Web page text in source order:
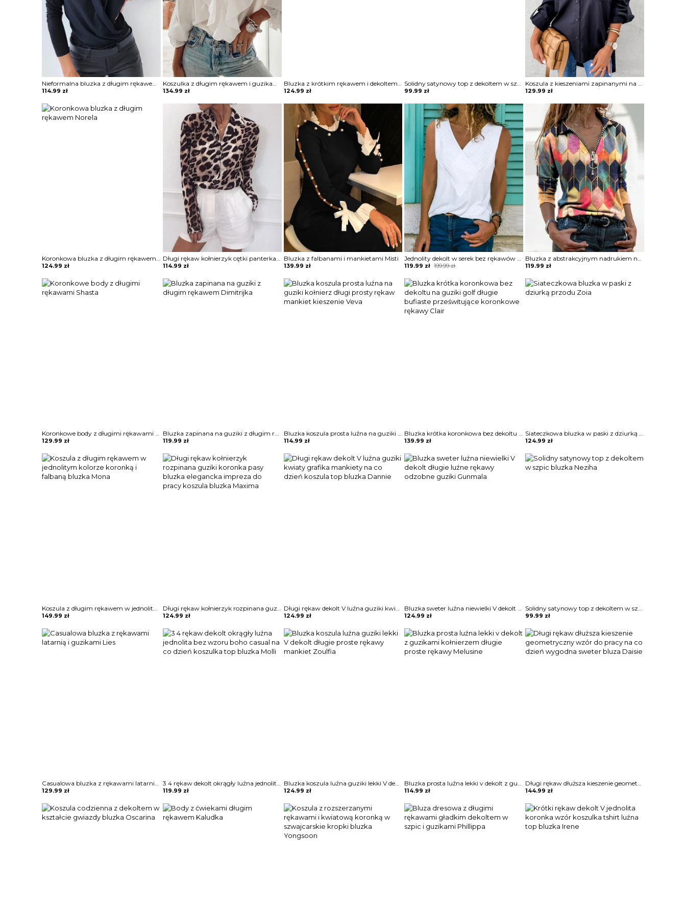
Nieformalna bluzka z długim rękawem i okrągłym dekoltem Shraddha
114.99 zł
Koszulka z długim rękawem i guzikami falbaną bluzka Magdaleni
134.99 zł
Bluzka z krótkim rękawem i dekoltem w szpic Jarmila
124.99 zł
Solidny satynowy top z dekoltem w szpic bluzka Neziha
99.99 zł
Koszula z kieszeniami zapinanymi na guziki bluzka Ritva
129.99 zł
Koronkowa bluzka z długim rękawem Norela
124.99 zł
Długi rękaw kołnierzyk cętki panterka koszula rozpinana do pracy casual na co dzień bluzka Ayn
114.99 zł
Bluzka z falbanami i mankietami Misti
139.99 zł
Jednolity dekolt w serek bez rękawów casual tops bluzka Porsha
199.99zł
Original
was:
199.99 zł.
119.99 zł
Current
is:
119.99 zł.
Bluzka z abstrakcyjnym nadrukiem na suwak Kim
119.99 zł
Koronkowe body z długimi rękawami Shasta
129.99 zł
Bluzka zapinana na guziki z długim rękawem Dimitrijka
119.99 zł
Bluzka koszula prosta luźna na guziki kołnierz długi prosty rękaw mankiet kieszenie Veva
114.99 zł
Bluzka krótka koronkowa bez dekoltu na guziki golf długie bufiaste prześwitujące koronkowe rękawy Clair
139.99 zł
Siateczkowa bluzka w paski z dziurką przodu Zoia
124.99 zł
Koszula z długim rękawem w jednolitym kolorze koronką i falbaną bluzka Mona
149.99 zł
Długi rękaw kołnierzyk rozpinana guziki koronka pasy bluzka elegancka impreza do pracy koszula bluzka Maxima
124.99 zł
Długi rękaw dekolt V luźna guziki kwiaty grafika mankiety na co dzień koszula top bluzka Dannie
124.99 zł
Bluzka sweter luźna niewielki V dekolt długie luźne rękawy odzobne guziki Gunmala
124.99 zł
Solidny satynowy top z dekoltem w szpic bluzka Neziha
99.99 zł
Casualowa bluzka z rękawami latarnią i guzikami Lies
129.99 zł
3 4 rękaw dekolt okrągły luźna jednolita bez wzoru boho casual na co dzień koszulka top bluzka Molli
119.99 zł
Bluzka koszula luźna guziki lekki V dekolt długie proste rękawy mankiet Zoulfia
124.99 zł
Bluzka prosta luźna lekki v dekolt z guzikami kołnierzem długie proste rękawy Melusine
114.99 zł
Długi rękaw dłuższa kieszenie geometryczny wzór do pracy na co dzień wygodna sweter bluza Daisie
144.99 zł